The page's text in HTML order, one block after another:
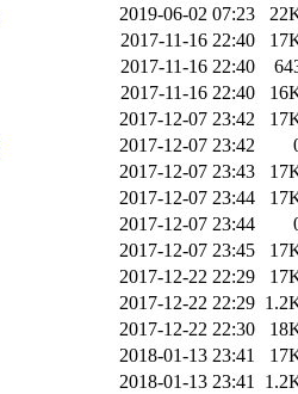
2019-06-02 07:23
2017-11-16 22:40
2017-11-16 22:40
2017-11-16 22:40
2017-12-07 23:42
2017-12-07 23:42
2017-12-07 23:43
2017-12-07 23:44
2017-12-07 23:44
2017-12-07 23:45
2017-12-22 22:29
2017-12-22 22:29
2017-12-22 22:30
2018-01-13 23:41
2018-01-13 23:41